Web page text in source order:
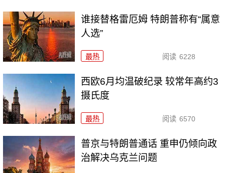
谁接替格雷厄姆 特朗普称有“属意
人选”
最热 阅读 6228
西欧6月均温破纪录 较常年高约3
摄氏度
最热 阅读 6570
普京与特朗普通话 重申仍倾向政
治解决乌克兰问题